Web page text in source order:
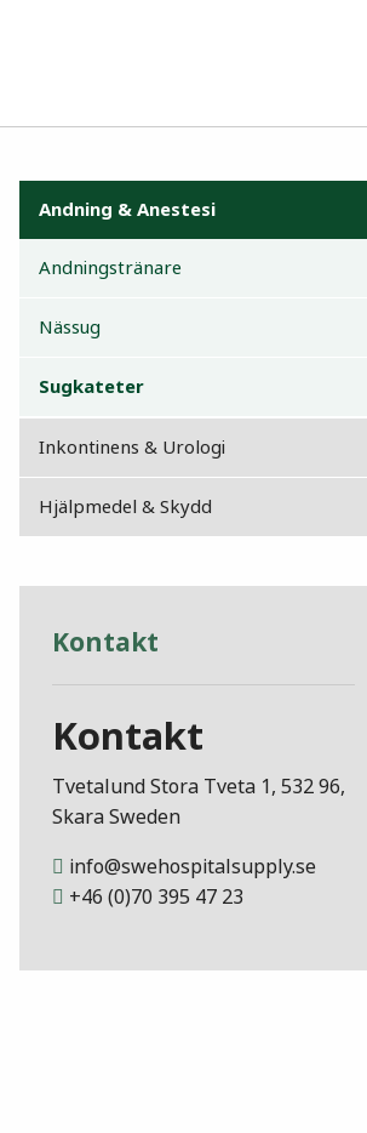
Andning & Anestesi
Andningstränare
Nässug
Sugkateter
Inkontinens & Urologi
Hjälpmedel & Skydd
Kontakt
Kontakt
Tvetalund Stora Tveta 1, 532 96,
Skara Sweden
info@swehospitalsupply.se
+46 (0)70 395 47 23